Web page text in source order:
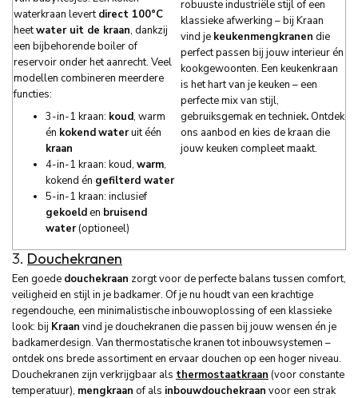
waterkraan levertdirect 100°C
heetwater uit de kraan, dankzij
een bijbehorende boiler of
reservoir onder het aanrecht. Veel
modellen combineren meerdere
functies:
3-in-1 kraan: koud, warm
én kokendwateruit één
kraan
4-in-1 kraan: koud, warm,
kokend én gefilterd water
5-in-1 kraan: inclusief
gekoelden bruisend
water(optioneel)
robuuste industriële stijl of een
klassieke afwerking – bij Kraan
vind je keukenmengkranen die
perfect passen bij jouw interieur én
kookgewoonten. Een keukenkraan
is het hart van je keuken – een
perfecte mix van stijl,
gebruiksgemak en techniek. Ontdek
ons aanbod en kies de kraan die
jouw keuken compleet maakt.
3. Douchekranen
Een goede douchekraan zorgt voor de perfecte balans tussen comfort,
veiligheid en stijl in je badkamer. Of je nu houdt van een krachtige
regendouche, een minimalistische inbouwoplossing of een klassieke
look: bij Kraan vind je douchekranen die passen bij jouw wensen én je
badkamerdesign. Van thermostatische kranen tot inbouwsystemen –
ontdek ons brede assortiment en ervaar douchen op een hoger niveau.
Douchekranen zijn verkrijgbaar als thermostaatkraan (voor constante
temperatuur), mengkraan of als inbouwdouchekraan voor een strak